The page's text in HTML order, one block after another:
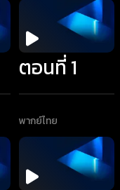
ตอนที่ 1
พากย์ไทย